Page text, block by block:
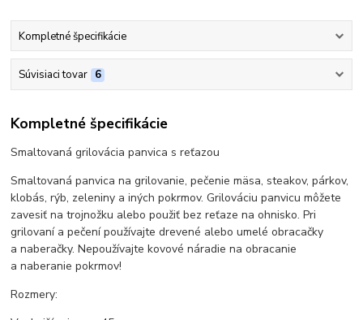
Kompletné špecifikácie
Súvisiaci tovar 6
Kompletné špecifikácie
Smaltovaná grilovácia panvica s reťazou
Smaltovaná panvica na grilovanie, pečenie mäsa, steakov, párkov,
klobás, rýb, zeleniny a iných pokrmov. Grilováciu panvicu môžete
zavesiť na trojnožku alebo použiť bez reťaze na ohnisko. Pri
grilovaní a pečení používajte drevené alebo umelé obracačky
a naberačky. Nepoužívajte kovové náradie na obracanie
a naberanie pokrmov!
Rozmery: